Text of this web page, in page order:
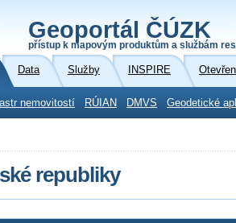
Geoportál ČÚZK
přístup k mapovým produktům a službám
Data Služby INSPIRE
nemovitostí RÚIAN DMVS Geodetické
republiky